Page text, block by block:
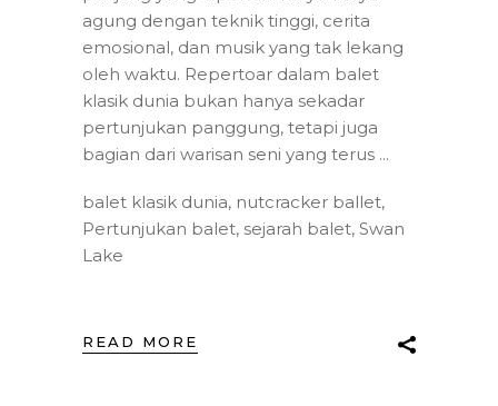
agung dengan teknik tinggi, cerita
emosional, dan musik yang tak lekang
oleh waktu. Repertoar dalam balet
klasik dunia bukan hanya sekadar
pertunjukan panggung, tetapi juga
bagian dari warisan seni yang terus
balet klasik dunia, nutcracker ballet,
Pertunjukan balet, sejarah balet, Swan
Lake
READ MORE